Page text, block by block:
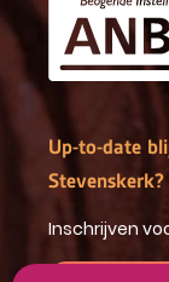
Up-to-date
Stevenskerk?
Inschrijven